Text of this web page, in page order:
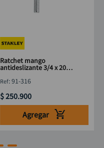
Ratchet mango
antideslizante 3/4 x 20"
:91-316
$250.900
Agregar